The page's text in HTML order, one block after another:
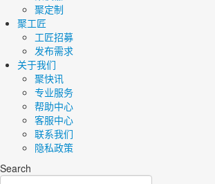
聚定制
聚工匠
工匠招募
发布需求
关于我们
聚快讯
专业服务
帮助中心
客服中心
联系我们
隐私政策
Search